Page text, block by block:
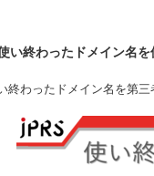
い終わったドメイン名を
終わったドメイン名を第